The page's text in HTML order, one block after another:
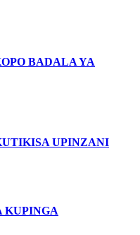
BADALA YA
UPINZANI
KUPINGA